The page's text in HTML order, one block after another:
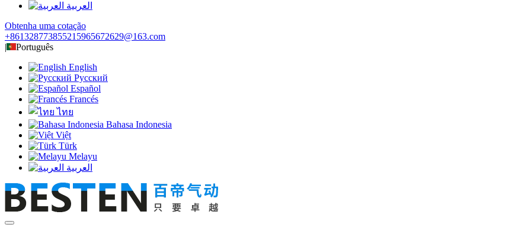
العربية
Obtenha uma cotação
+861328773855215965672629@163.com
|
Português
English
Русский
Español
Francés
ไทย
Bahasa Indonesia
Việt
Türk
Melayu
العربية